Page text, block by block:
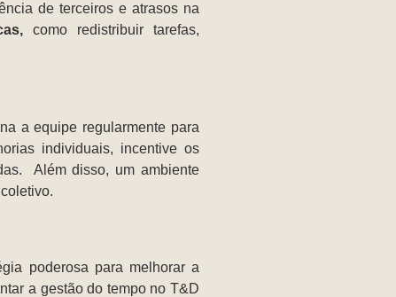
de terceiros e atrasos na
como redistribuir tarefas,
a equipe regularmente para
individuais, incentive os
Além disso, um ambiente
poderosa para melhorar a
a gestão do tempo no T&D